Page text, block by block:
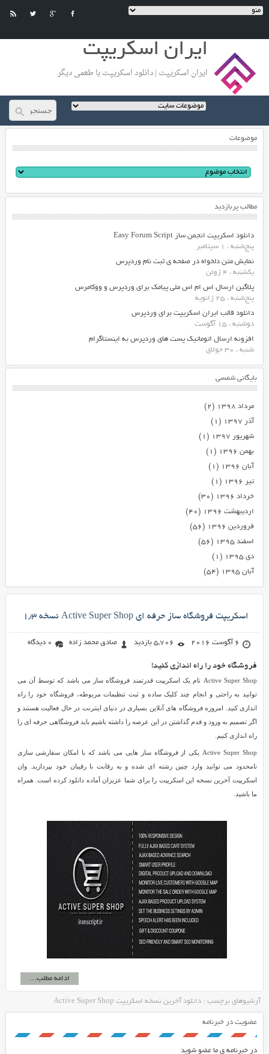
ایران اسکریپت
ایران اسکریپت | دانلود اسکریپت با طعمی دیگر
موضوعات
مطالب پربازدید
دانلود اسکریپت انجمن ساز Easy Forum Script
پنج‌شنبه ، 1 سپتامبر
نمایش متن دلخواه در صفحه ی ثبت نام وردپرس
یکشنبه ، 4 ژوئن
پلاگین ارسال اس ام اس ملی پیامک برای وردپرس و ووکامرس
پنج‌شنبه ، 25 ژانویه
دانلود قالب ایران اسکریپت برای وردپرس
دوشنبه ، 15 آگوست
افزونه ارسال اتوماتیک پست های وردپرس به اینستاگرام
شنبه ، 30 جولای
بایگانی شمسی
مرداد ۱۳۹۸
(۲)
آذر ۱۳۹۷
(۱)
شهریور ۱۳۹۷
(۱)
بهمن ۱۳۹۶
(۱)
آبان ۱۳۹۶
(۱)
تیر ۱۳۹۶
(۱)
خرداد ۱۳۹۶
(۳۰)
اردیبهشت ۱۳۹۶
(۴۰)
فروردین ۱۳۹۶
(۵۶)
اسفند ۱۳۹۵
(۵۶)
دی ۱۳۹۵
(۱)
آبان ۱۳۹۵
(۵۴)
اسکریپت فروشگاه ساز حرفه ای Active Super Shop نسخه ۱٫۳
6 آگوست 2016 5,706 بازدید صادق محمد زاده 0 دیدگاه
فروشگاه خود را راه اندازی کنید!
Active Super Shop نام یک اسکریپت قدرتمند فروشگاه ساز می باشد که توسط آن می
توانید به راحتی و انجام چند کلیک ساده و ثبت تنظیمات مربوطه، فروشگاه خود را راه
اندازی کنید. امروزه فروشگاه های آنلاین بسیاری در دنیای اینترنت در حال فعالیت هستند و
اگر تصمیم به ورود و قدم گذاشتن در این عرصه را داشته باشیم باید فروشگاهی حرفه ای را
راه اندازی کنیم.
Active Super Shop یکی از فروشگاه ساز هایی می باشد که با امکان سفارشی سازی
نامحدود می توانید وارد چنین رشته ای شده و به رقابت با رقیبان خود بپردازید. وان
اسکریپت آخرین نسخه این اسکریپت را برای شما عزیزان آماده دانلود کرده است. همراه
ما باشید.
ادامه مطلب...
آرشیوهای برچسب : دانلود آخرین نسخه اسکریپت Active Super Shop
عضویت در خبرنامه
در خبرنامه ی ما عضو شوید